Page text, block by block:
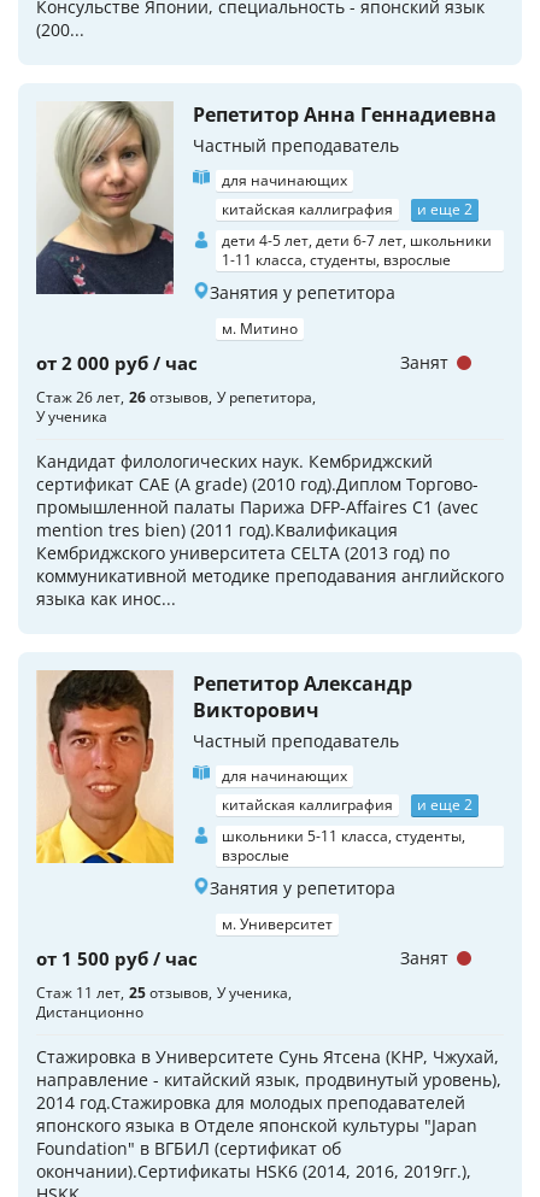
Консульстве Японии, специальность - японский язык
(200...
Репетитор Анна Геннадиевна
Частный преподаватель
для начинающих
китайская каллиграфия
и еще 2
дети 4-5 лет, дети 6-7 лет, школьники
1-11 класса, студенты, взрослые
Занятия у репетитора
м. Митино
от 2 000 руб / час
Стаж 26 лет 26отзывов У репетитора
У ученика
Кандидат филологических наук. Кембриджский
сертификат CAE (A grade) (2010 год).Диплом Торгово-
промышленной палаты Парижа DFP-Affaires C1 (avec
mention tres bien) (2011 год).Квалификация
Кембриджского университета CELTA (2013 год) по
коммуникативной методике преподавания английского
языка как инос...
Занят
Репетитор Александр
Викторович
Частный преподаватель
для начинающих
китайская каллиграфия
и еще 2
школьники 5-11 класса, студенты,
взрослые
Занятия у репетитора
м. Университет
от 1 500 руб / час
Стаж 11 лет 25отзывов У ученика
Дистанционно
Стажировка в Университете Сунь Ятсена (КНР, Чжухай,
направление - китайский язык, продвинутый уровень),
2014 год.Стажировка для молодых преподавателей
японского языка в Отделе японской культуры "Japan
Foundation" в ВГБИЛ (сертификат об
окончании).Сертификаты HSK6 (2014, 2016, 2019гг.),
Занят